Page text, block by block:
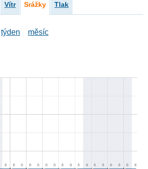
Vítr Srážky Tlak
týden měsíc